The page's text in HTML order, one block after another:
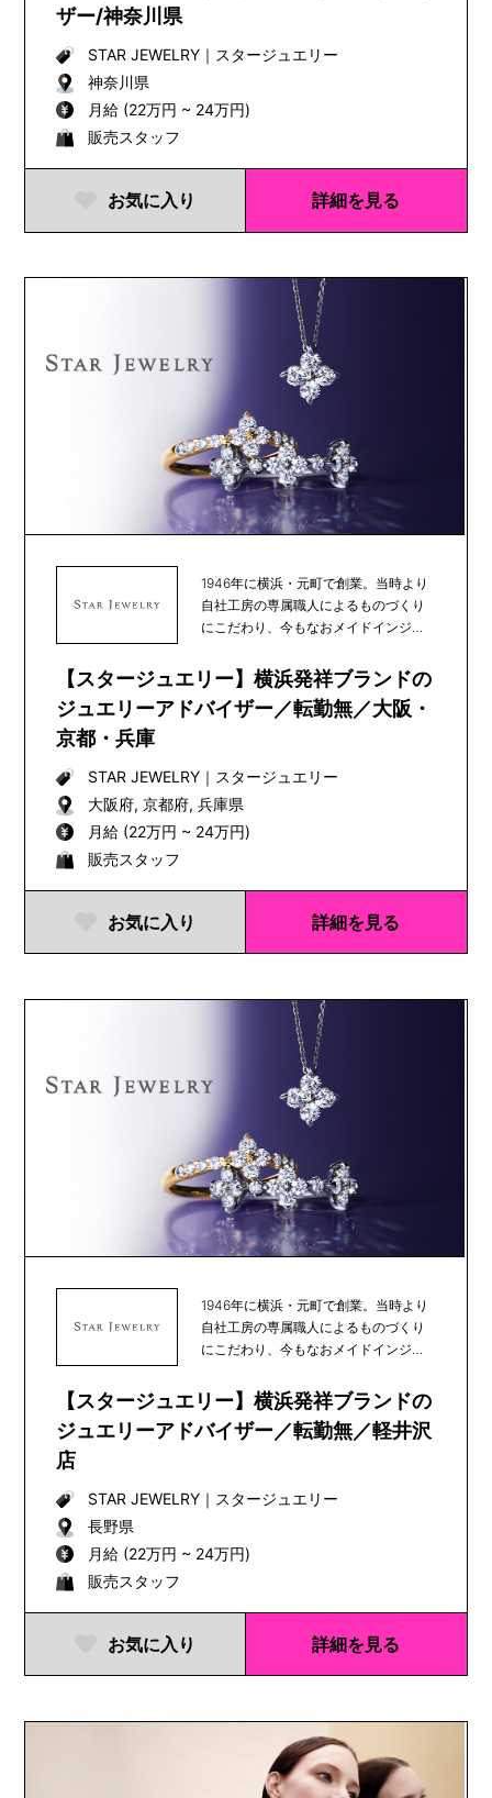
ザー/神奈川県
STAR JEWELRY｜ スタージュエリー
神奈川県
月給 (22万円 ~ 24万円)
販売スタッフ
お気に入り 詳細を見る
1946年に横浜・元町で創業。当時より
自社工房の専属職人によるものづくり
にこだわり、今もなおメイドインジャ
【スタージュエリー】横浜発祥ブランドの
ジュエリーアドバイザー／転勤無／大阪・
京都・兵庫
STAR JEWELRY｜ スタージュエリー
大阪府, 京都府, 兵庫県
月給 (22万円 ~ 24万円)
販売スタッフ
お気に入り 詳細を見る
1946年に横浜・元町で創業。当時より
自社工房の専属職人によるものづくり
にこだわり、今もなおメイドインジャ
【スタージュエリー】横浜発祥ブランドの
ジュエリーアドバイザー／転勤無／軽井沢
店
STAR JEWELRY｜ スタージュエリー
長野県
月給 (22万円 ~ 24万円)
販売スタッフ
お気に入り 詳細を見る